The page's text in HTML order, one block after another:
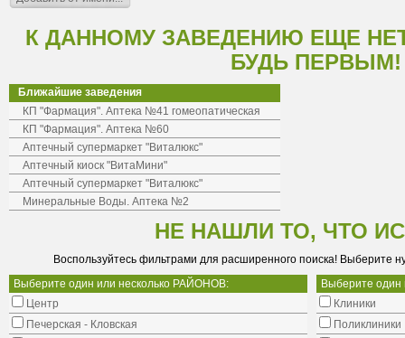
К ДАННОМУ ЗАВЕДЕНИЮ ЕЩЕ
БУДЬ ПЕРВЫМ!
Ближайшие заведения
КП "Фармация". Аптека №41 гомеопатическая
КП "Фармация". Аптека №60
Аптечный супермаркет "Виталюкс"
Аптечный киоск "ВитаМини"
Аптечный супермаркет "Виталюкс"
Минеральные Воды. Аптека №2
НЕ НАШЛИ ТО, ЧТО
Воспользуйтесь фильтрами для расширенного поиска! Выберите
Выберите один или несколько РАЙОНОВ:
Центр
Печерская - Кловская
Выберите
Клиники
Поликлиники